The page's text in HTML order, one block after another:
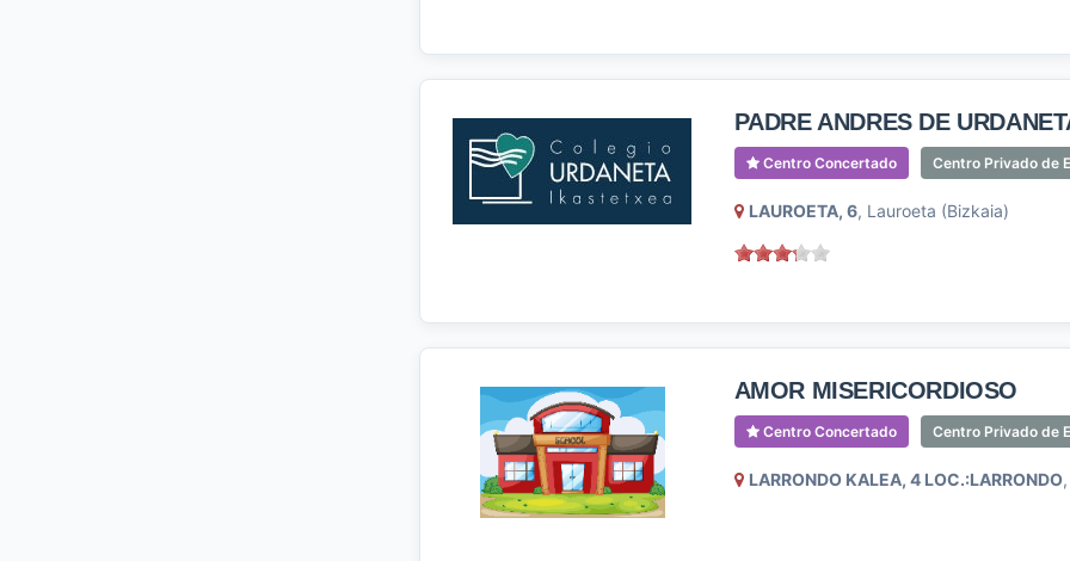
PADRE ANDRES DE
Centro Concertado Centro Privado de
LAUROETA, 6, Lauroeta (Bizkaia)
AMOR MISERICORDIOSO
Centro Concertado Centro Privado de
LARRONDO KALEA, 4 LOC.:LARRONDO